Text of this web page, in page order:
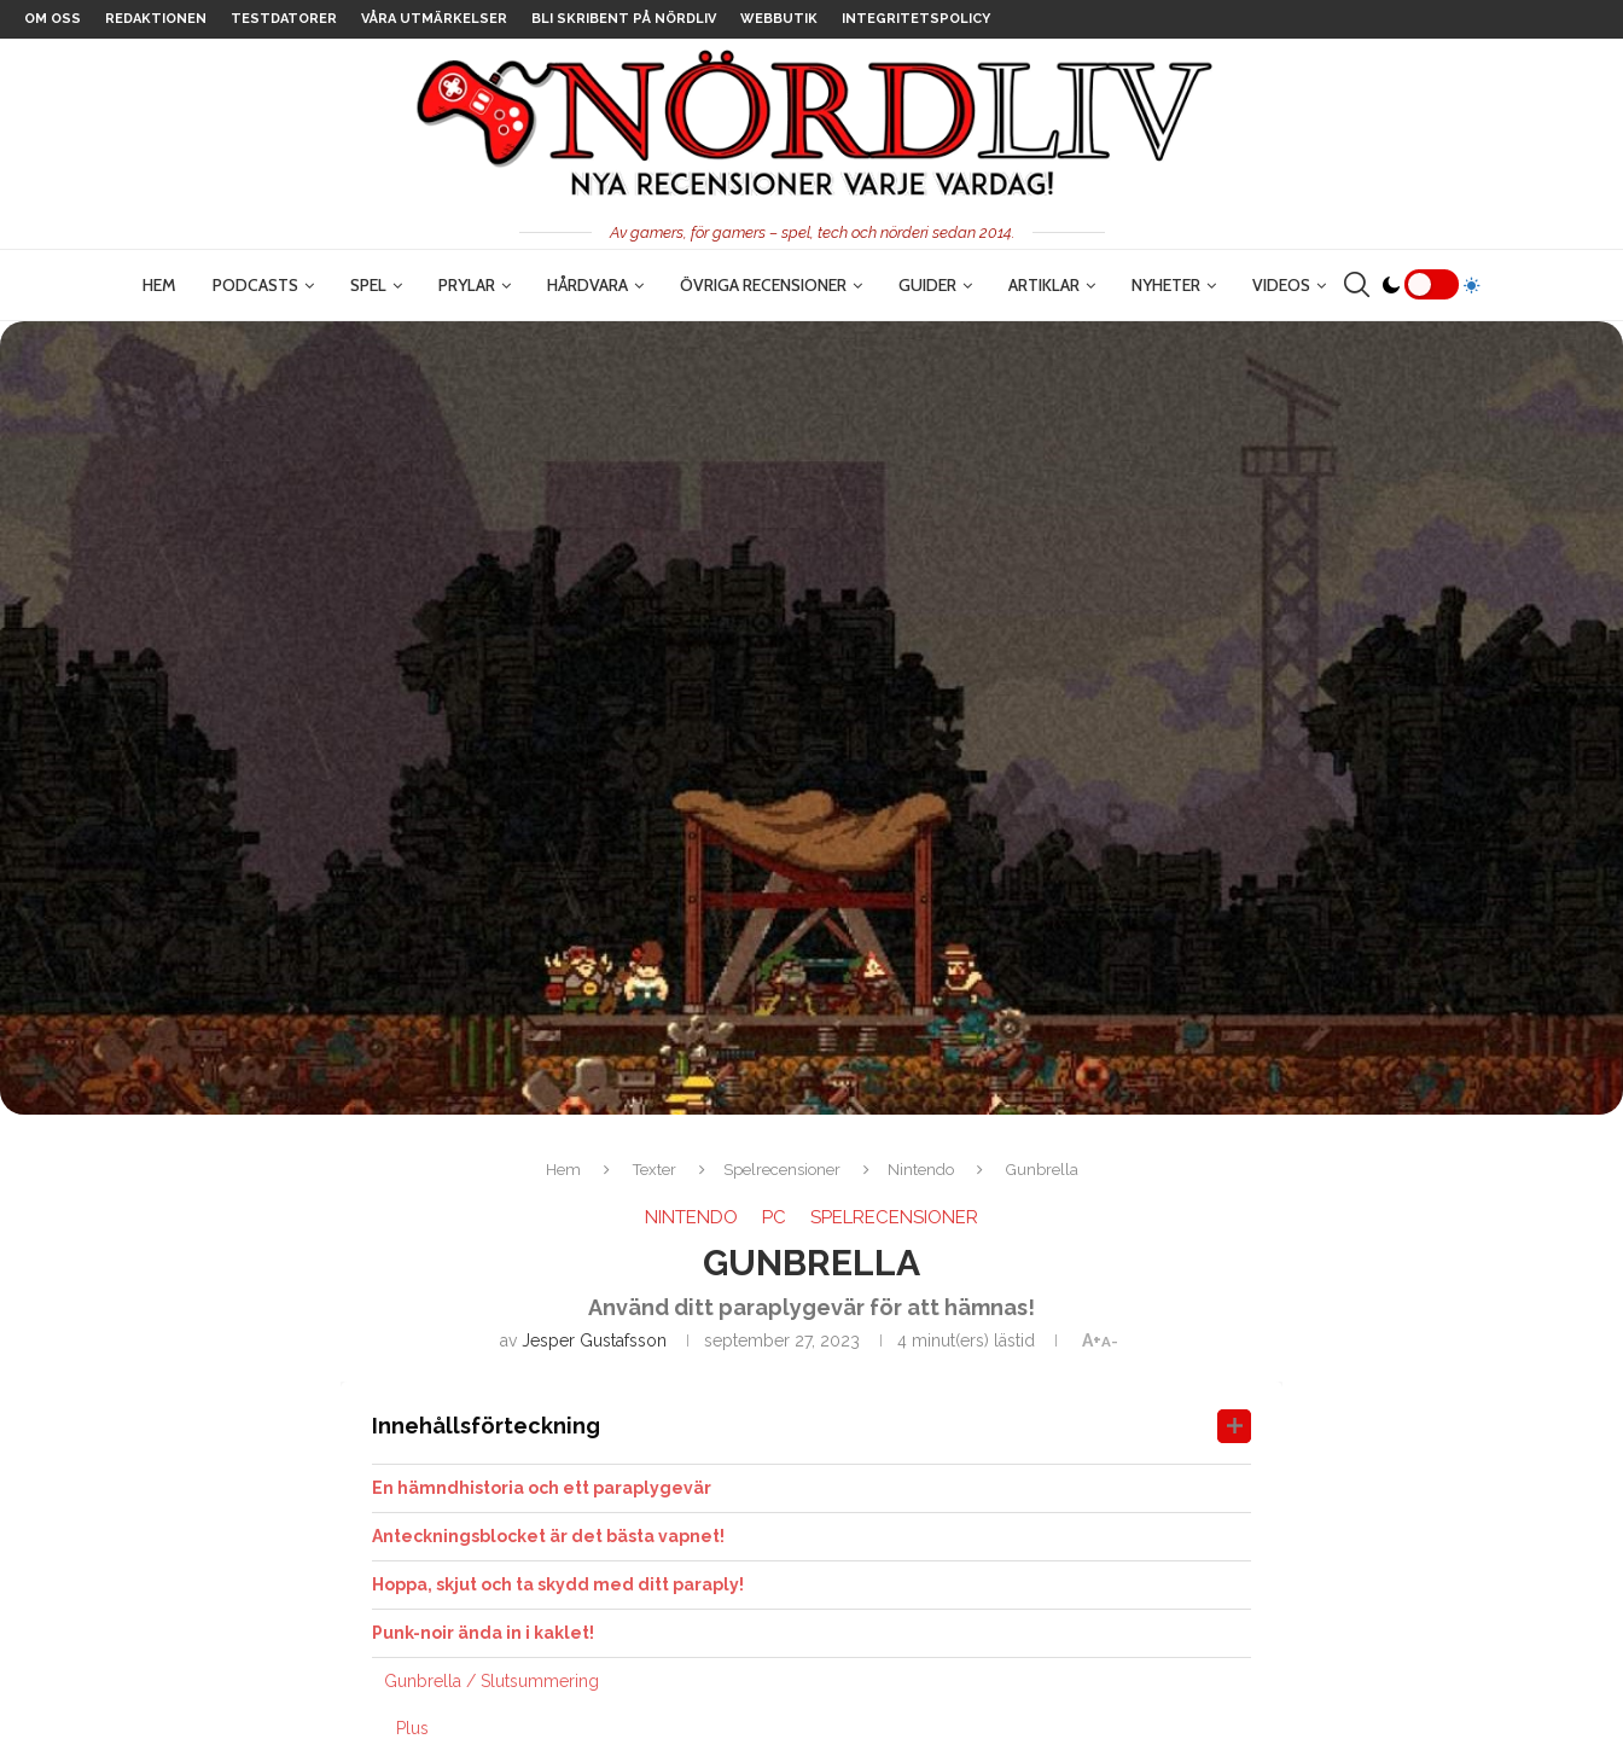
OM OSS REDAKTIONEN TESTDATORER VÅRA UTMÄRKELSER BLI SKRIBENT PÅ NÖRDLIV WEBBUTIK INTEGRITETSPOLICY
Av gamers, för gamers – spel, tech och nörderi sedan 2014.
HEM PODCASTS SPEL PRYLAR HÅRDVARA ÖVRIGA RECENSIONER GUIDER ARTIKLAR NYHETER VIDEOS
Hem Texter Spelrecensioner Nintendo Gunbrella
NINTENDO PC SPELRECENSIONER
GUNBRELLA
Använd ditt paraplygevär för att hämnas!
av Jesper Gustafsson september 27, 2023 4 minut(ers) lästid A+A-
Innehållsförteckning
En hämndhistoria och ett paraplygevär
Anteckningsblocket är det bästa vapnet!
Hoppa, skjut och ta skydd med ditt paraply!
Punk-noir ända in i kaklet!
Gunbrella / Slutsummering
Plus